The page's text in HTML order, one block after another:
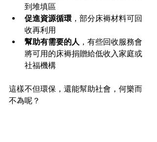
到堆填區
促進資源循環 ，部分床褥材料可回
收再利用
幫助有需要的人 ，有些回收服務會
將可用的床褥捐贈給低收入家庭或
社福機構
這樣不但環保，還能幫助社會，何樂而
不為呢？